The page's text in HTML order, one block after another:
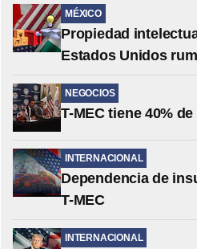
MÉXICO
Propiedad
Estados Unidos
NEGOCIOS
T-MEC tiene 40%
INTERNACIONAL
Dependencia de
T-MEC
INTERNACIONAL